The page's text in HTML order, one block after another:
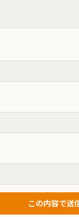
この内容で送